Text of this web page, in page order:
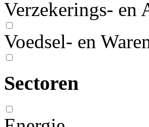
Verzekerings- en
Voedsel- en
Sectoren